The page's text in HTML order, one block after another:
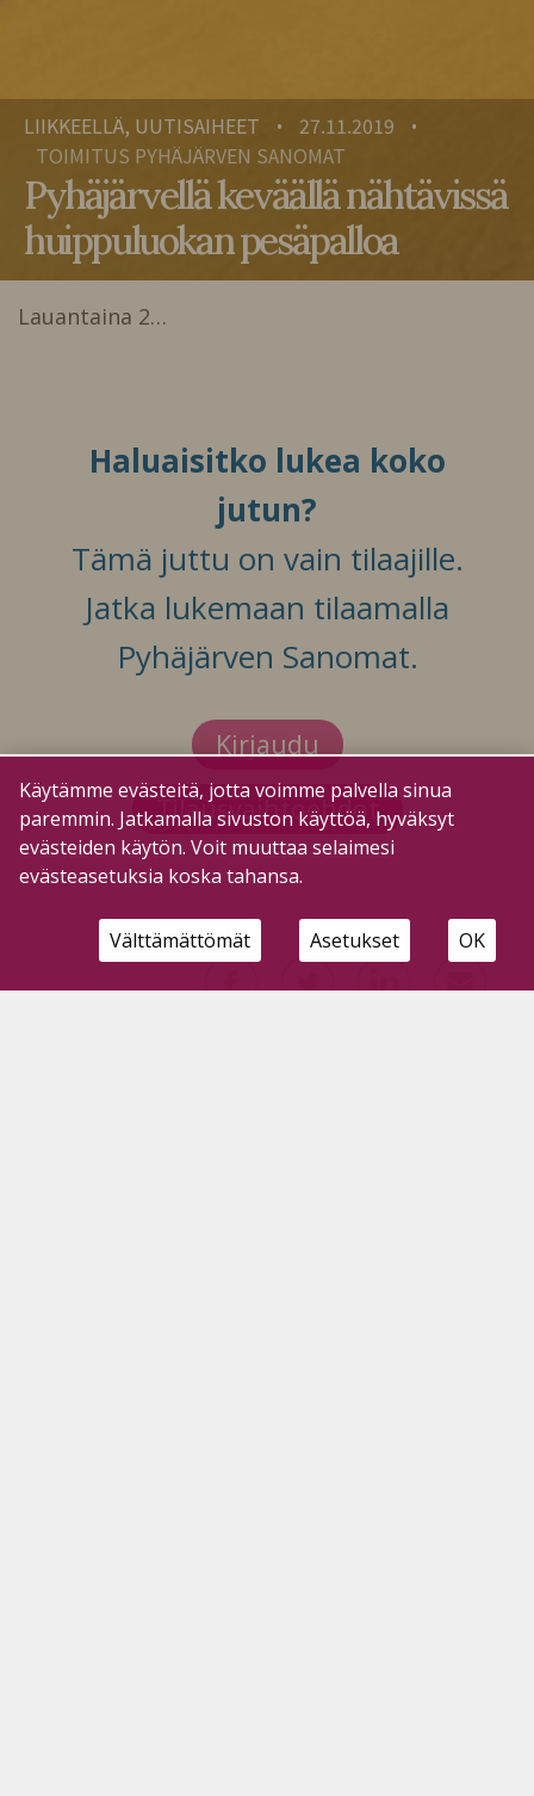
LIIKKEELLÄ, UUTISAIHEET • 27.11.2019 •
TOIMITUS PYHÄJÄRVEN SANOMAT
Pyhäjärvellä keväällä nähtävissä
huippuluokan pesäpalloa
Lauantaina 2…
Haluaisitko lukea koko
jutun?
Tämä juttu on vain tilaajille.
Jatka lukemaan tilaamalla
Pyhäjärven Sanomat.
Kirjaudu
Tilausvaihtoehdot
Käytämme evästeitä, jotta voimme palvella sinua
paremmin. Jatkamalla sivuston käyttöä, hyväksyt
evästeiden käytön. Voit muuttaa selaimesi
evästeasetuksia koska tahansa.
Välttämättömät Asetukset OK